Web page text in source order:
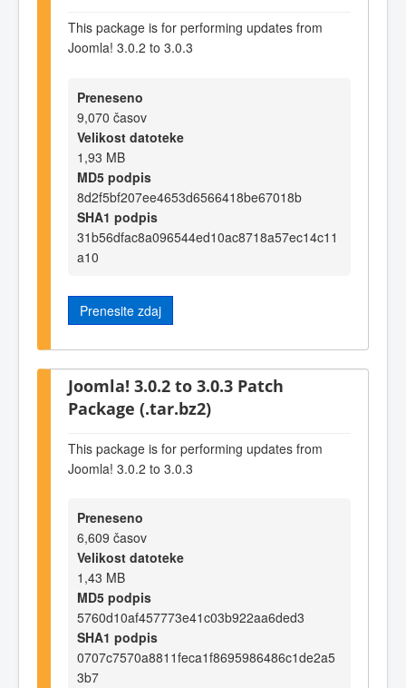
This package is for performing updates from
Joomla! 3.0.2 to 3.0.3
Preneseno
9,070 časov
Velikost datoteke
1,93 MB
MD5 podpis
8d2f5bf207ee4653d6566418be67018b
SHA1 podpis
31b56dfac8a096544ed10ac8718a57ec14c11
a10
Prenesite zdaj
Joomla! 3.0.2 to 3.0.3 Patch
Package (.tar.bz2)
This package is for performing updates from
Joomla! 3.0.2 to 3.0.3
Preneseno
6,609 časov
Velikost datoteke
1,43 MB
MD5 podpis
5760d10af457773e41c03b922aa6ded3
SHA1 podpis
0707c7570a8811feca1f8695986486c1de2a5
3b7